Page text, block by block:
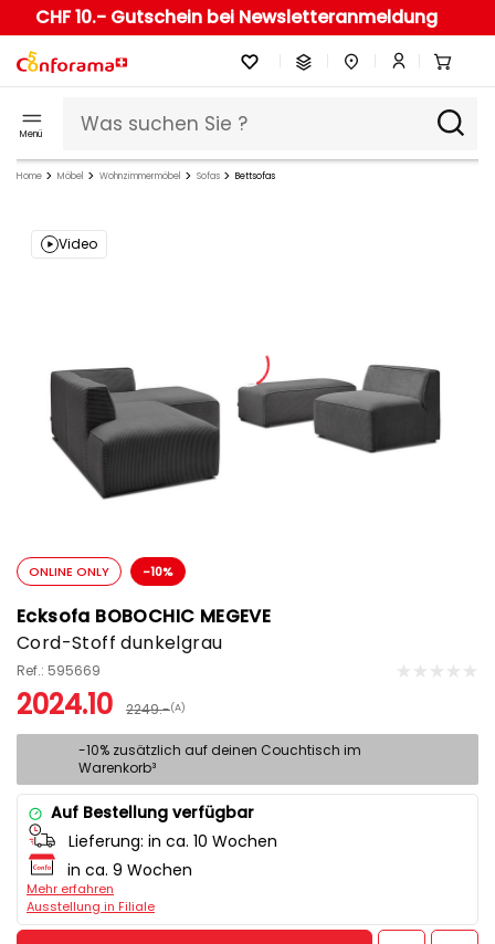
CHF 10.- Gutschein bei Newsletteranmeldung
Menü
Home Möbel Wohnzimmermöbel Sofas Bettsofas
Video
ONLINE ONLY -10%
Ecksofa BOBOCHIC MEGEVE
Cord-Stoff dunkelgrau
Ref.: 595669
2024.10 2249.-(A)
-10% zusätzlich auf deinen Couchtisch im
Warenkorb³
Auf Bestellung verfügbar
Lieferung: in ca. 10 Wochen
in ca. 9 Wochen
Mehr erfahren
Ausstellung in Filiale